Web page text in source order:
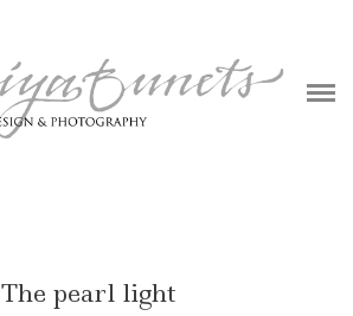
The pearl light